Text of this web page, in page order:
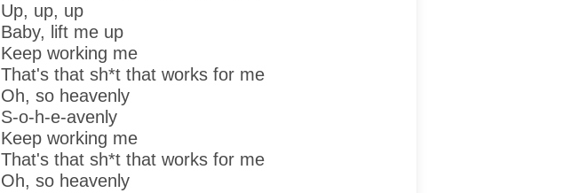
Up, up, up
Baby, lift me up
Keep working me
That's that sh*t that works for me
Oh, so heavenly
S-o-h-e-avenly
Keep working me
That's that sh*t that works for me
Oh, so heavenly